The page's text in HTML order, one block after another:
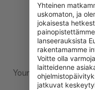
Your feedback is
comments
Yhteinen
uskomaton, ja
jokaisesta
lanseerauksista
rakentamamme
Voitte olla
laitteidenne
jatkuvat